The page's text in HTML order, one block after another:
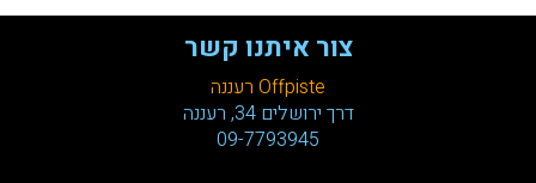
צור איתנו קשר
Offpiste רעננה
דרך ירושלים 34, רעננה
09-7793945